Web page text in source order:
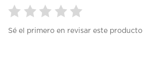
paraparaparaparapara
Sé el primero en revisar este producto